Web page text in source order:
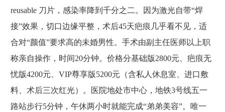
reusable 刀片，感染率降到千分之二。因为激光自带“焊
接”效果，切口边缘平整，术后45天疤痕几乎看不见，适
合对“颜值”要求高的未婚男性。手术由副主任医师以上职
称亲自操作，时间20分钟。价格分基础版2800元、疤痕无
忧版4200元、VIP尊享版5200元（含私人休息室、进口敷
料、术后三次红光）。医院地处市中心，地铁3号线五一
路站步行5分钟，午休两小时就能完成“弟弟美容”。唯一